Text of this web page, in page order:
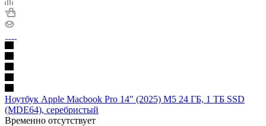
Ноутбук Apple Macbook Pro 14" (2025) M5 24 ГБ, 1 ТБ SSD
(MDE64), серебристый
Временно отсутствует